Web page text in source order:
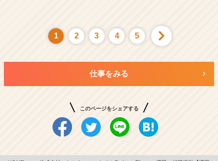
1 2 3 4 5
仕事をみる
このページをシェアする